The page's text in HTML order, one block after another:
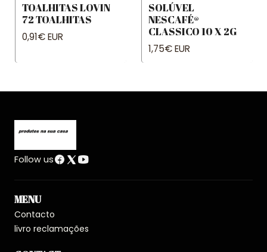
TOALHITAS LOVIN
72 TOALHITAS
0,91€ EUR
SOLÚVEL
NESCAFÉ®
CLASSICO 10 X 2G
1,75€ EUR
Follow us
MENU
Contacto
livro reclamações